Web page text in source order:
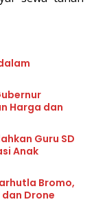
Harga dan
Guru SD
Anak
Bromo,
Drone